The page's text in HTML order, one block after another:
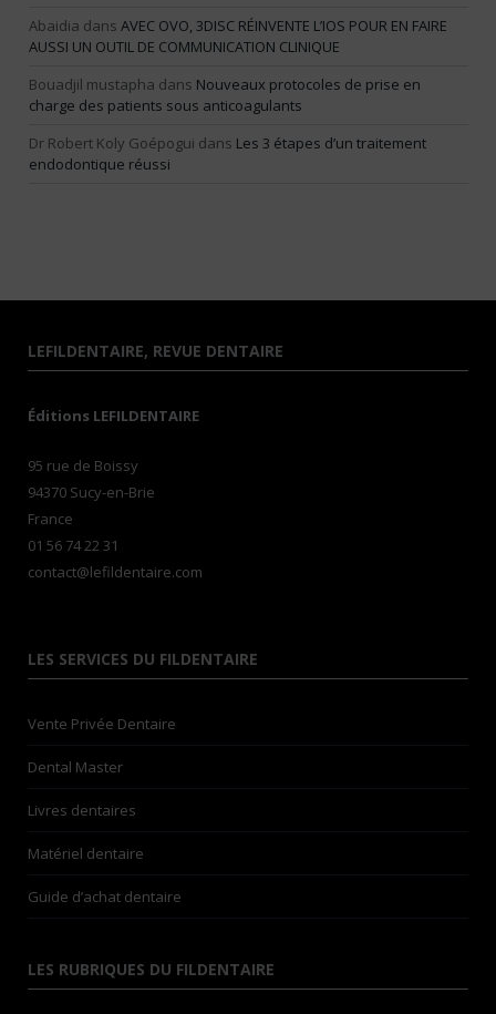
Abaidia dans AVEC OVO, 3DISC RÉINVENTE L’IOS POUR EN FAIRE
AUSSI UN OUTIL DE COMMUNICATION CLINIQUE
Bouadjil mustapha dans Nouveaux protocoles de prise en
charge des patients sous anticoagulants
Dr Robert Koly Goépogui dans Les 3 étapes d’un traitement
endodontique réussi
LEFILDENTAIRE, REVUE DENTAIRE
Éditions LEFILDENTAIRE
95 rue de Boissy
94370 Sucy-en-Brie
France
01 56 74 22 31
contact@lefildentaire.com
LES SERVICES DU FILDENTAIRE
Vente Privée Dentaire
Dental Master
Livres dentaires
Matériel dentaire
Guide d’achat dentaire
LES RUBRIQUES DU FILDENTAIRE